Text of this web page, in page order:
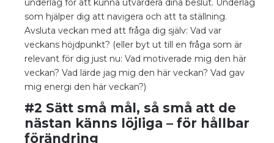
underlag för att kunna utvärdera dina beslut. Underlag
som hjälper dig att navigera och att ta ställning.
Avsluta veckan med att fråga dig själv: Vad var
veckans höjdpunkt? (eller byt ut till en fråga som är
relevant för dig just nu: Vad motiverade mig den här
veckan? Vad lärde jag mig den här veckan? Vad gav
mig energi den här veckan?)
#2 Sätt små mål, så små att de
nästan känns löjliga – för hållbar
förändring